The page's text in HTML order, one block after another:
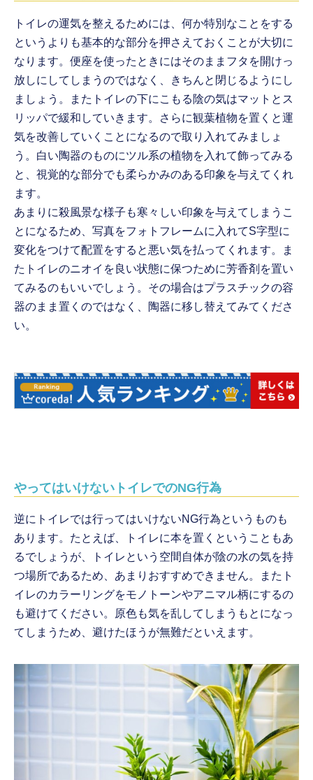
トイレの運気を整えるためには、何か特別なことをする
というよりも基本的な部分を押さえておくことが大切に
なります。便座を使ったときにはそのままフタを開けっ
放しにしてしまうのではなく、きちんと閉じるようにし
ましょう。またトイレの下にこもる陰の気はマットとス
リッパで緩和していきます。さらに観葉植物を置くと運
気を改善していくことになるので取り入れてみましょ
う。白い陶器のものにツル系の植物を入れて飾ってみる
と、視覚的な部分でも柔らかみのある印象を与えてくれ
ます。
あまりに殺風景な様子も寒々しい印象を与えてしまうこ
とになるため、写真をフォトフレームに入れてS字型に
変化をつけて配置をすると悪い気を払ってくれます。ま
たトイレのニオイを良い状態に保つために芳香剤を置い
てみるのもいいでしょう。その場合はプラスチックの容
器のまま置くのではなく、陶器に移し替えてみてくださ
い。
やってはいけないトイレでのNG行為
逆にトイレでは行ってはいけないNG行為というものも
あります。たとえば、トイレに本を置くということもあ
るでしょうが、トイレという空間自体が陰の水の気を持
つ場所であるため、あまりおすすめできません。またト
イレのカラーリングをモノトーンやアニマル柄にするの
も避けてください。原色も気を乱してしまうもとになっ
てしまうため、避けたほうが無難だといえます。